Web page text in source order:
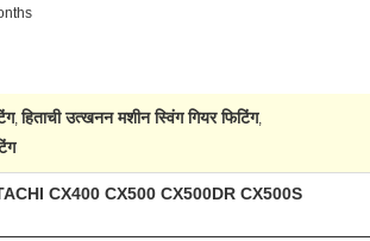
,हिताची उत्खनन मशीन स्विंग गियर फिटिंग,
CX400 CX500 CX500DR CX500S